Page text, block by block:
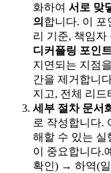
화하여 서로 맞
의 합니다. 이 포
리 기준, 책임자
디커플링 포인
지연되는 지점
간을 제거합니
지고, 전체 리드
세부 절차 문서
로 작성합니다.
해할 수 있는 실
이 중요합니다.
확인) → 하역(